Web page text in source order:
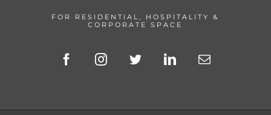
FOR RESIDENTIAL, HOSPITALITY &
CORPORATE SPACE